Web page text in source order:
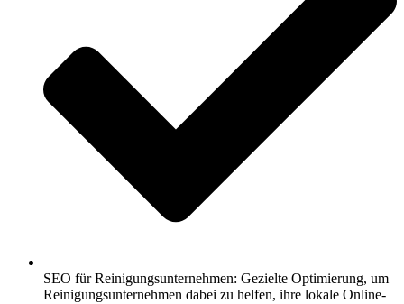
SEO für Reinigungsunternehmen: Gezielte Optimierung, um
Reinigungsunternehmen dabei zu helfen, ihre lokale Online-